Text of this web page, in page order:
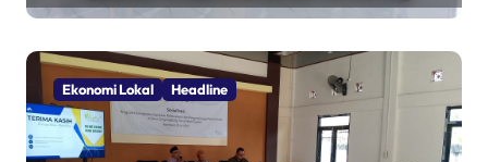
Ekonomi Lokal Headline